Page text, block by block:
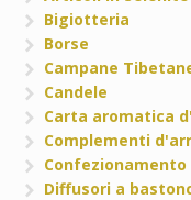
Bigiotteria
Borse
Campane
Candele
Carta aromatica
Complementi
Confezionamento
Diffusori a